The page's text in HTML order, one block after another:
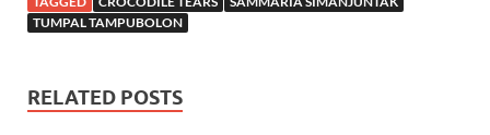
TUMPAL TAMPUBOLON
RELATED POSTS